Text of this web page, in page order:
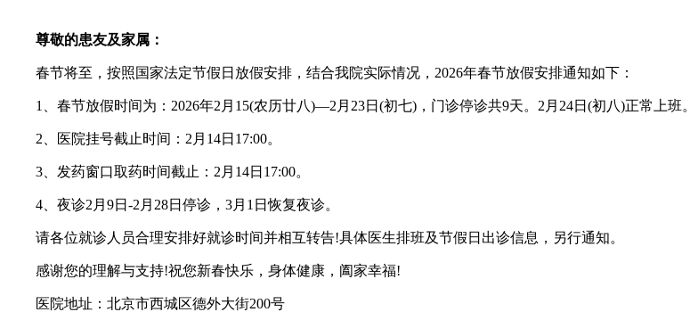
尊敬的患友及家属：
春节将至，按照国家法定节假日放假安排，结合我院实际情况，2026年春节放假安排通知如下：
1、春节放假时间为：2026年2月15(农历廿八)—2月23日(初七)，门诊停诊共9天。2月24日(初八)正常上班。
2、医院挂号截止时间：2月14日17:00。
3、发药窗口取药时间截止：2月14日17:00。
4、夜诊2月9日-2月28日停诊，3月1日恢复夜诊。
请各位就诊人员合理安排好就诊时间并相互转告!具体医生排班及节假日出诊信息，另行通知。
感谢您的理解与支持!祝您新春快乐，身体健康，阖家幸福!
医院地址：北京市西城区德外大街200号